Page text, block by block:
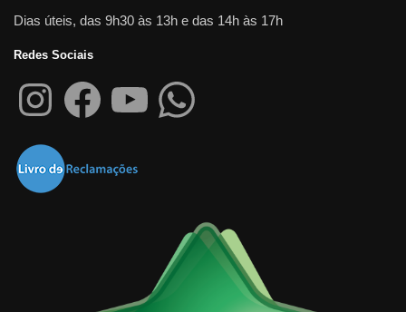
Dias úteis, das 9h30 às 13h e das 14h às 17h
Redes Sociais